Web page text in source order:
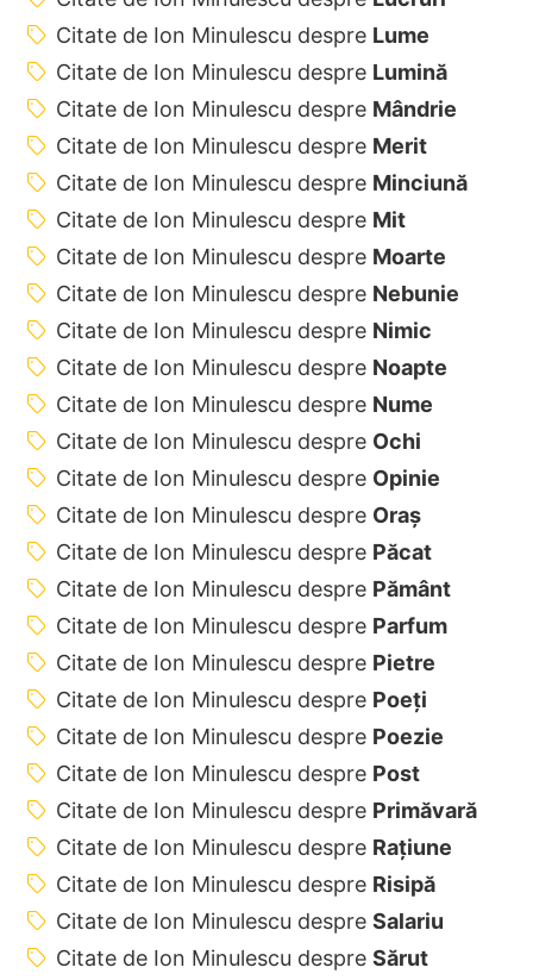
Citate de Ion Minulescu despre Lume
Citate de Ion Minulescu despre Lumină
Citate de Ion Minulescu despre Mândrie
Citate de Ion Minulescu despre Merit
Citate de Ion Minulescu despre Minciună
Citate de Ion Minulescu despre Mit
Citate de Ion Minulescu despre Moarte
Citate de Ion Minulescu despre Nebunie
Citate de Ion Minulescu despre Nimic
Citate de Ion Minulescu despre Noapte
Citate de Ion Minulescu despre Nume
Citate de Ion Minulescu despre Ochi
Citate de Ion Minulescu despre Opinie
Citate de Ion Minulescu despre Oraș
Citate de Ion Minulescu despre Păcat
Citate de Ion Minulescu despre Pământ
Citate de Ion Minulescu despre Parfum
Citate de Ion Minulescu despre Pietre
Citate de Ion Minulescu despre Poeți
Citate de Ion Minulescu despre Poezie
Citate de Ion Minulescu despre Post
Citate de Ion Minulescu despre Primăvară
Citate de Ion Minulescu despre Rațiune
Citate de Ion Minulescu despre Risipă
Citate de Ion Minulescu despre Salariu
Citate de Ion Minulescu despre Sărut